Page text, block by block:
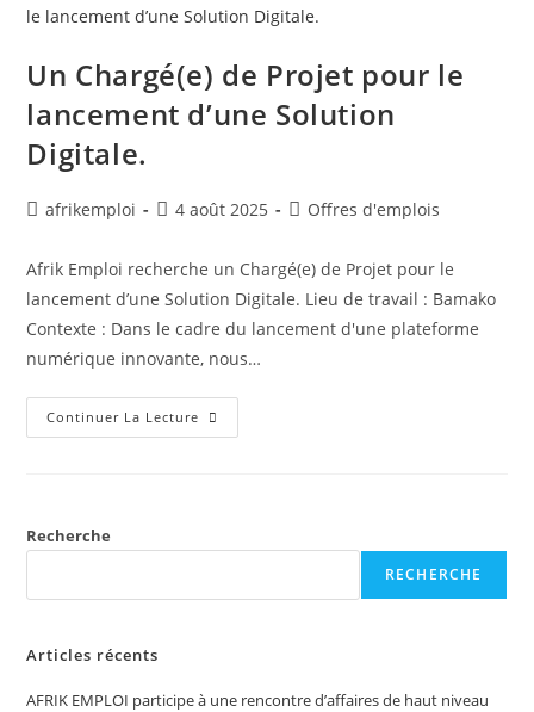
Un Chargé(e) de Projet pour le
lancement d’une Solution
Digitale.
afrikemploi 4 août 2025 Offres d'emplois
Afrik Emploi recherche un Chargé(e) de Projet pour le
lancement d’une Solution Digitale. Lieu de travail : Bamako
Contexte : Dans le cadre du lancement d'une plateforme
numérique innovante, nous…
Continuer La Lecture
Recherche
RECHERCHE
Articles récents
AFRIK EMPLOI participe à une rencontre d’affaires de haut niveau